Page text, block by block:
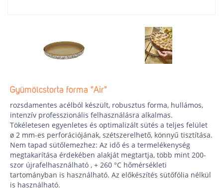
Gyümölcstorta forma "Air"
rozsdamentes acélból készült, robusztus forma, hullámos,
intenzív professzionális felhasználásra alkalmas.
Tökéletesen egyenletes és optimalizált sütés a teljes felület
ø 2 mm-es perforációjának, szétszerelhető, könnyű tisztítása.
Nem tapad sütőlemezhez: Az idő és a termelékenység
megtakarítása érdekében alakját megtartja, több mint 200-
szor újrafelhasználható , + 260 °C hőmérsékleti
tartományban is használható. Az előkészítés sütőfólia nélkül
is használható.